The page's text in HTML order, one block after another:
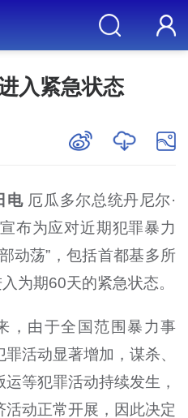
入紧急状态
电 厄瓜多尔总统丹尼尔·
布为应对近期犯罪暴力
动荡”，包括首都基多所
为期60天的紧急状态。
，由于全国范围暴力事
活动显著增加，谋杀、
等犯罪活动持续发生，
动正常开展，因此决定